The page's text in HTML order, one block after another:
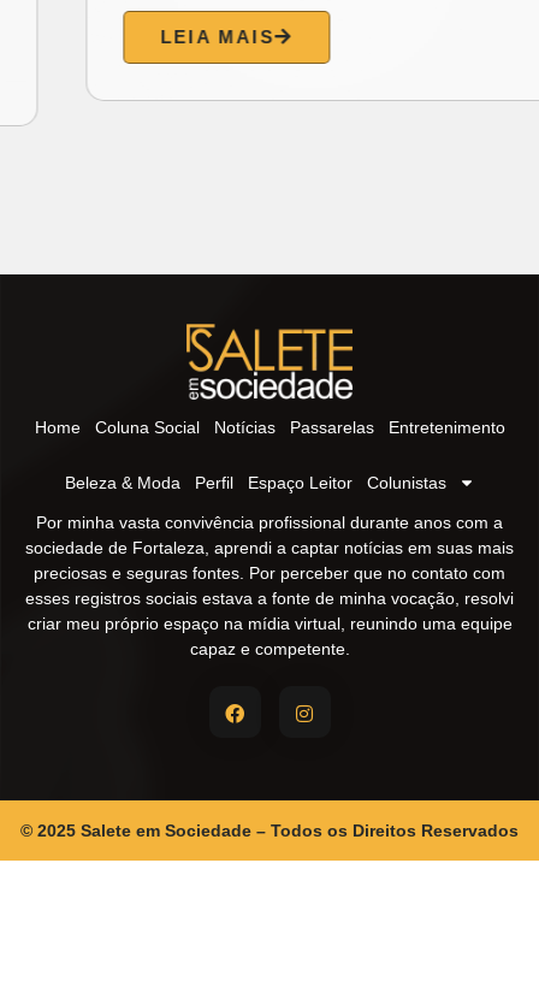
LEIA MAIS
Home Coluna Social Notícias Passarelas Entretenimento
Beleza & Moda Perfil Espaço Leitor Colunistas
Por minha vasta convivência profissional durante anos com a
sociedade de Fortaleza, aprendi a captar notícias em suas mais
preciosas e seguras fontes. Por perceber que no contato com
esses registros sociais estava a fonte de minha vocação, resolvi
criar meu próprio espaço na mídia virtual, reunindo uma equipe
capaz e competente.
© 2025 Salete em Sociedade – Todos os Direitos Reservados